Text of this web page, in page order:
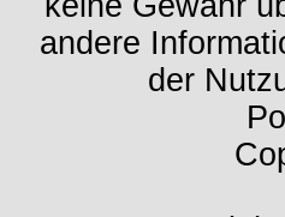
andere
der